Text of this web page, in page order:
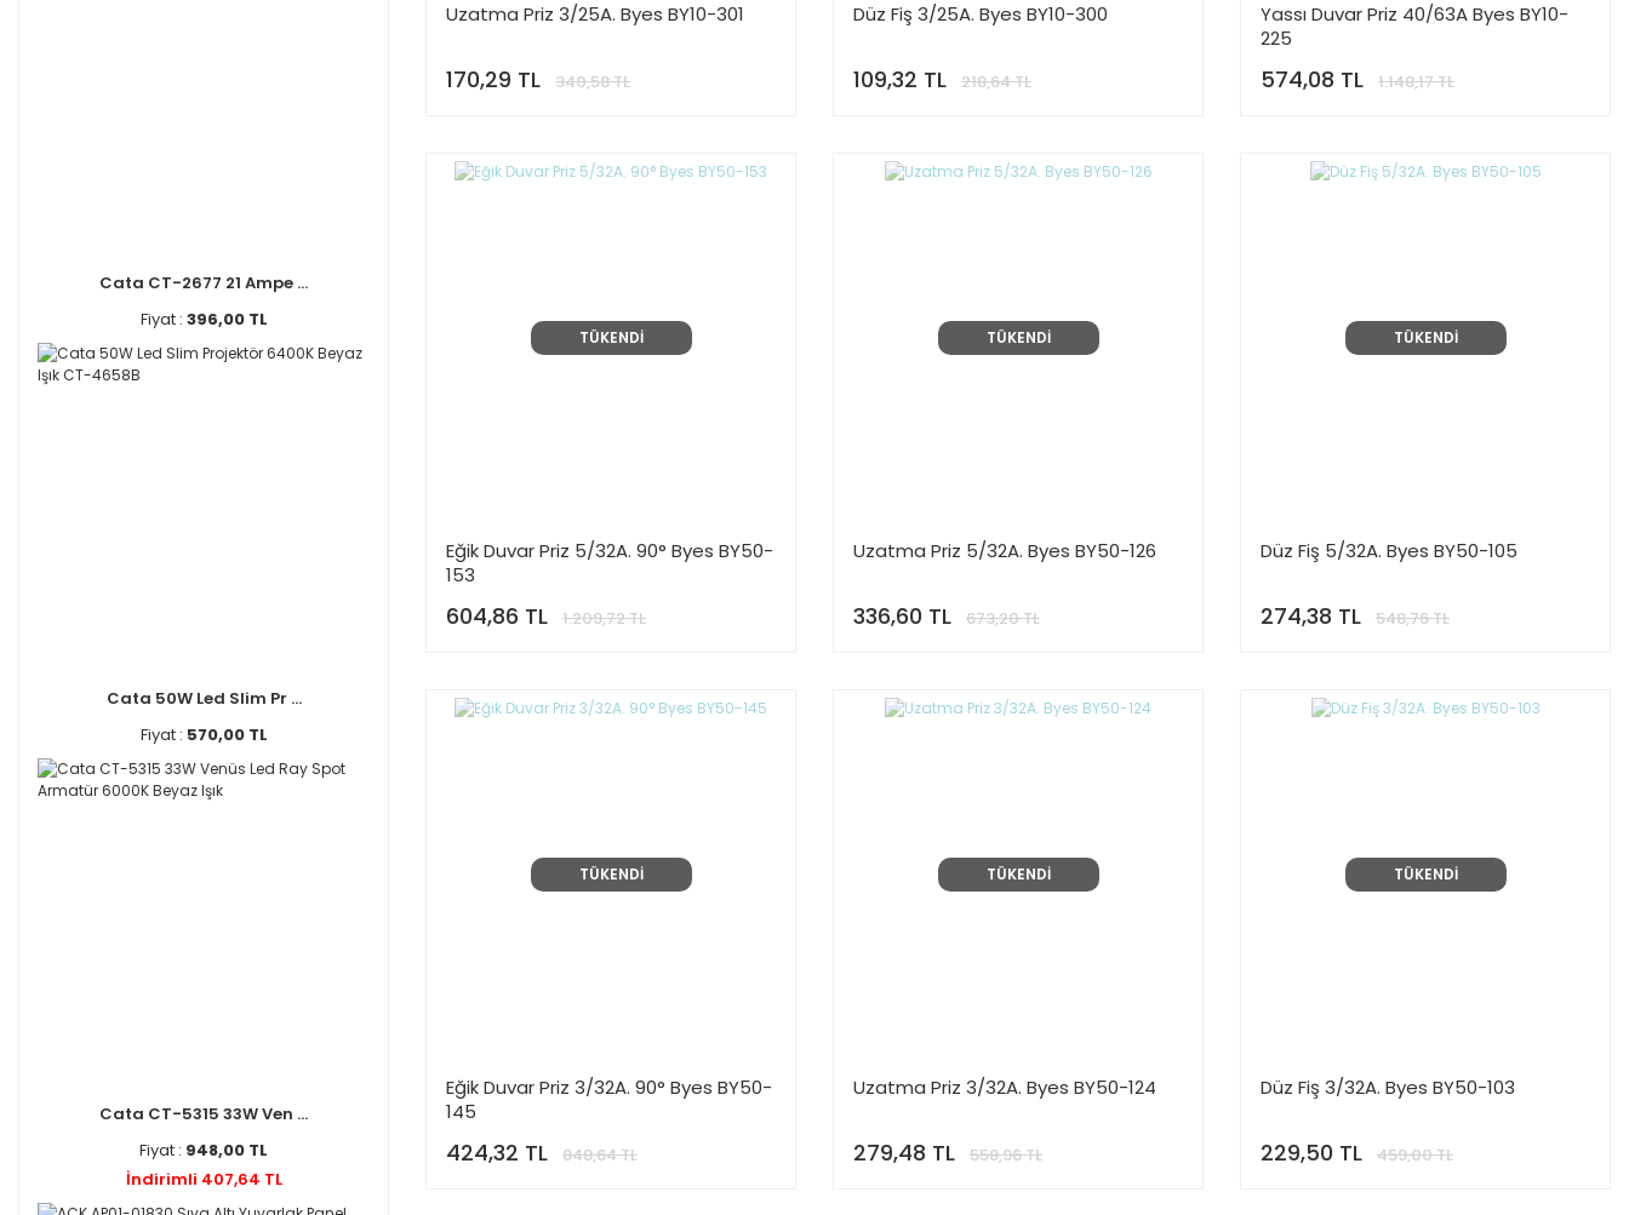
Cata CT-2677 21 Ampe ...
Fiyat : 396,00 TL
Cata 50W Led Slim Pr ...
Fiyat : 570,00 TL
Cata CT-5315 33W Ven ...
Fiyat : 948,00 TL
İndirimli 407,64 TL
Uzatma Priz 3/25A. Byes BY10-301
170,29 TL 340,58 TL
Düz Fiş 3/25A. Byes BY10-300
109,32 TL 218,64 TL
Yassı Duvar Priz 40/63A Byes BY10-
225
574,08 TL 1.148,17 TL
TÜKENDİ
Eğik Duvar Priz 5/32A. 90° Byes BY50-
153
604,86 TL 1.209,72 TL
TÜKENDİ
Uzatma Priz 5/32A. Byes BY50-126
336,60 TL 673,20 TL
TÜKENDİ
Düz Fiş 5/32A. Byes BY50-105
274,38 TL 548,76 TL
TÜKENDİ
Eğik Duvar Priz 3/32A. 90° Byes BY50-
145
424,32 TL 848,64 TL
TÜKENDİ
Uzatma Priz 3/32A. Byes BY50-124
279,48 TL 558,96 TL
TÜKENDİ
Düz Fiş 3/32A. Byes BY50-103
229,50 TL 459,00 TL